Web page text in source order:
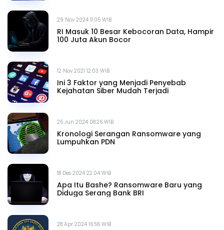
29 Nov 2024 11.05 WIB
RI Masuk 10 Besar Kebocoran Data, Hampir
100 Juta Akun Bocor
12 Nov 2021 12.03 WIB
Ini 3 Faktor yang Menjadi Penyebab
Kejahatan Siber Mudah Terjadi
25 Jun 2024 08.26 WIB
Kronologi Serangan Ransomware yang
Lumpuhkan PDN
18 Des 2024 22.04 WIB
Apa Itu Bashe? Ransomware Baru yang
Diduga Serang Bank BRI
28 Apr 2024 16.56 WIB